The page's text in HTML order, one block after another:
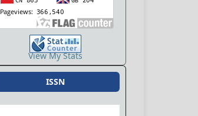
View My Stats
ISSN